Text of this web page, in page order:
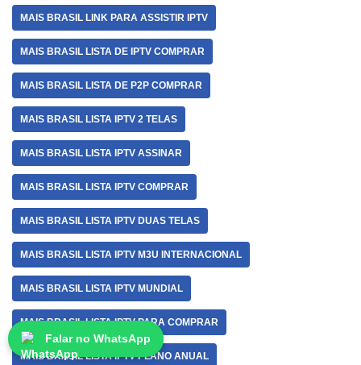
MAIS BRASIL LINK PARA ASSISTIR IPTV
MAIS BRASIL LISTA DE IPTV COMPRAR
MAIS BRASIL LISTA DE P2P COMPRAR
MAIS BRASIL LISTA IPTV 2 TELAS
MAIS BRASIL LISTA IPTV ASSINAR
MAIS BRASIL LISTA IPTV COMPRAR
MAIS BRASIL LISTA IPTV DUAS TELAS
MAIS BRASIL LISTA IPTV M3U INTERNACIONAL
MAIS BRASIL LISTA IPTV MUNDIAL
MAIS BRASIL LISTA IPTV PARA COMPRAR
MAIS BRASIL LISTA IPTV PLANO ANUAL
Falar no WhatsApp